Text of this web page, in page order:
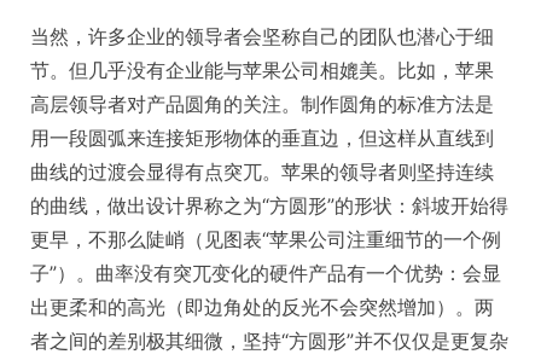
当然，许多企业的领导者会坚称自己的团队也潜心于细
节。但几乎没有企业能与苹果公司相媲美。比如，苹果
高层领导者对产品圆角的关注。制作圆角的标准方法是
用一段圆弧来连接矩形物体的垂直边，但这样从直线到
曲线的过渡会显得有点突兀。苹果的领导者则坚持连续
的曲线，做出设计界称之为“方圆形”的形状：斜坡开始得
更早，不那么陡峭（见图表“苹果公司注重细节的一个例
子”）。曲率没有突兀变化的硬件产品有一个优势：会显
出更柔和的高光（即边角处的反光不会突然增加）。两
者之间的差别极其细微，坚持“方圆形”并不仅仅是更复杂